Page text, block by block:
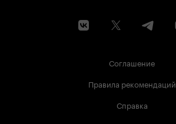
Соглашение
Правила рекомендаций
Справка